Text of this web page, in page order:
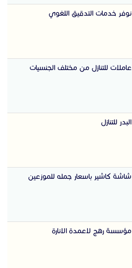
نوفر خدمات التدقيق اللغوي
عاملات للتنازل من مختلف الجنسيات
البدر للتنازل
شاشة كاشير باسعار جمله للموزعين
مؤسسة رهج لاعمدة الانارة